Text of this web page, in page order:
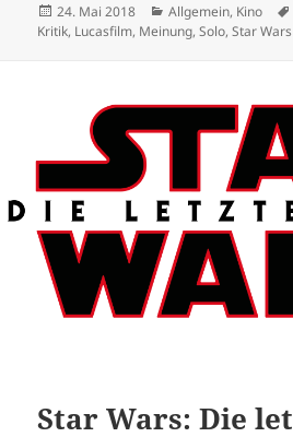
Veröffentlicht
am
24. Mai 2018 Kategorien
Allgemein, Kino
Kritik, Lucasfilm, Meinung,Solo,Star Wars
Star Wars: Die